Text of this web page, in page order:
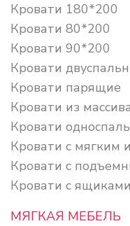
Кровати 180*200
Кровати 80*200
Кровати 90*200
Кровати
Кровати парящие
Кровати из массива
Кровати
Кровати с мягким
Кровати с
Кровати с ящиками
МЯГКАЯ МЕБЕЛЬ